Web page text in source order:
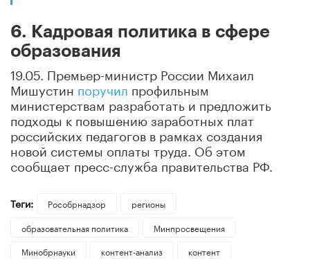
6. Кадровая политика в сфере
образования
19.05. Премьер-министр России Михаил
Мишустин поручил профильным
министерствам разработать и предложить
подходы к повышению заработных плат
российских педагогов в рамках создания
новой системы оплаты труда. Об этом
сообщает пресс-служба правительства РФ.
Теги: Рособрнадзор
регионы
образовательная политика
Минпросвещения
Минобрнауки
контент-анализ
контент